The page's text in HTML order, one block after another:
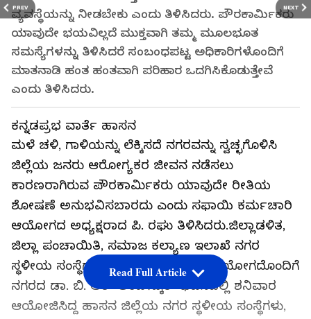
PREV NEXT
ವ್ಯವಸ್ಥೆಯನ್ನು ನೀಡಬೇಕು ಎಂದು ತಿಳಿಸಿದರು. ಪೌರಕಾರ್ಮಿಕರು
ಯಾವುದೇ ಭಯವಿಲ್ಲದೆ ಮುಕ್ತವಾಗಿ ತಮ್ಮ ಮೂಲಭೂತ
ಸಮಸ್ಯೆಗಳನ್ನು ತಿಳಿಸಿದರೆ ಸಂಬಂಧಪಟ್ಟ ಅಧಿಕಾರಿಗಳೊಂದಿಗೆ
ಮಾತನಾಡಿ ಹಂತ ಹಂತವಾಗಿ ಪರಿಹಾರ ಒದಗಿಸಿಕೊಡುತ್ತೇವೆ
ಎಂದು ತಿಳಿಸಿದರು.
ಕನ್ನಡಪ್ರಭ ವಾರ್ತೆ ಹಾಸನ
ಮಳೆ ಚಳಿ, ಗಾಳಿಯನ್ನು ಲೆಕ್ಕಿಸದೆ ನಗರವನ್ನು ಸ್ವಚ್ಛಗೊಳಿಸಿ
ಜಿಲ್ಲೆಯ ಜನರು ಆರೋಗ್ಯಕರ ಜೀವನ ನಡೆಸಲು
ಕಾರಣರಾಗಿರುವ ಪೌರಕಾರ್ಮಿಕರು ಯಾವುದೇ ರೀತಿಯ
ಶೋಷಣೆ ಅನುಭವಿಸಬಾರದು ಎಂದು ಸಫಾಯಿ ಕರ್ಮಚಾರಿ
ಆಯೋಗದ ಅಧ್ಯಕ್ಷರಾದ ಪಿ. ರಘು ತಿಳಿಸಿದರು.ಜಿಲ್ಲಾಡಳಿತ,
ಜಿಲ್ಲಾ ಪಂಚಾಯಿತಿ, ಸಮಾಜ ಕಲ್ಯಾಣ ಇಲಾಖೆ ನಗರ
ಸ್ಥಳೀಯ ಸಂಸ್ಥೆಗಳು ಹಾಸನ ಜಿಲ್ಲೆ ಇವರ ಸಹಯೋಗದೊಂದಿಗೆ
ನಗರದ ಡಾ. ಬಿ. ಆರ್ ಅಂಬೇಡ್ಕರ್ ಭವನದಲ್ಲಿ ಶನಿವಾರ
ಆಯೋಜಿಸಿದ್ದ ಹಾಸನ ಜಿಲ್ಲೆಯ ನಗರ ಸ್ಥಳೀಯ ಸಂಸ್ಥೆಗಳು,
Read Full Article